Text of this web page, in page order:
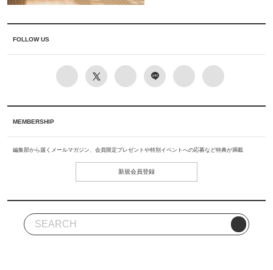
FOLLOW US
MEMBERSHIP
編集部から届くメールマガジン、会員限定プレゼントや特別イベントへの応募など特典が満載
新規会員登録